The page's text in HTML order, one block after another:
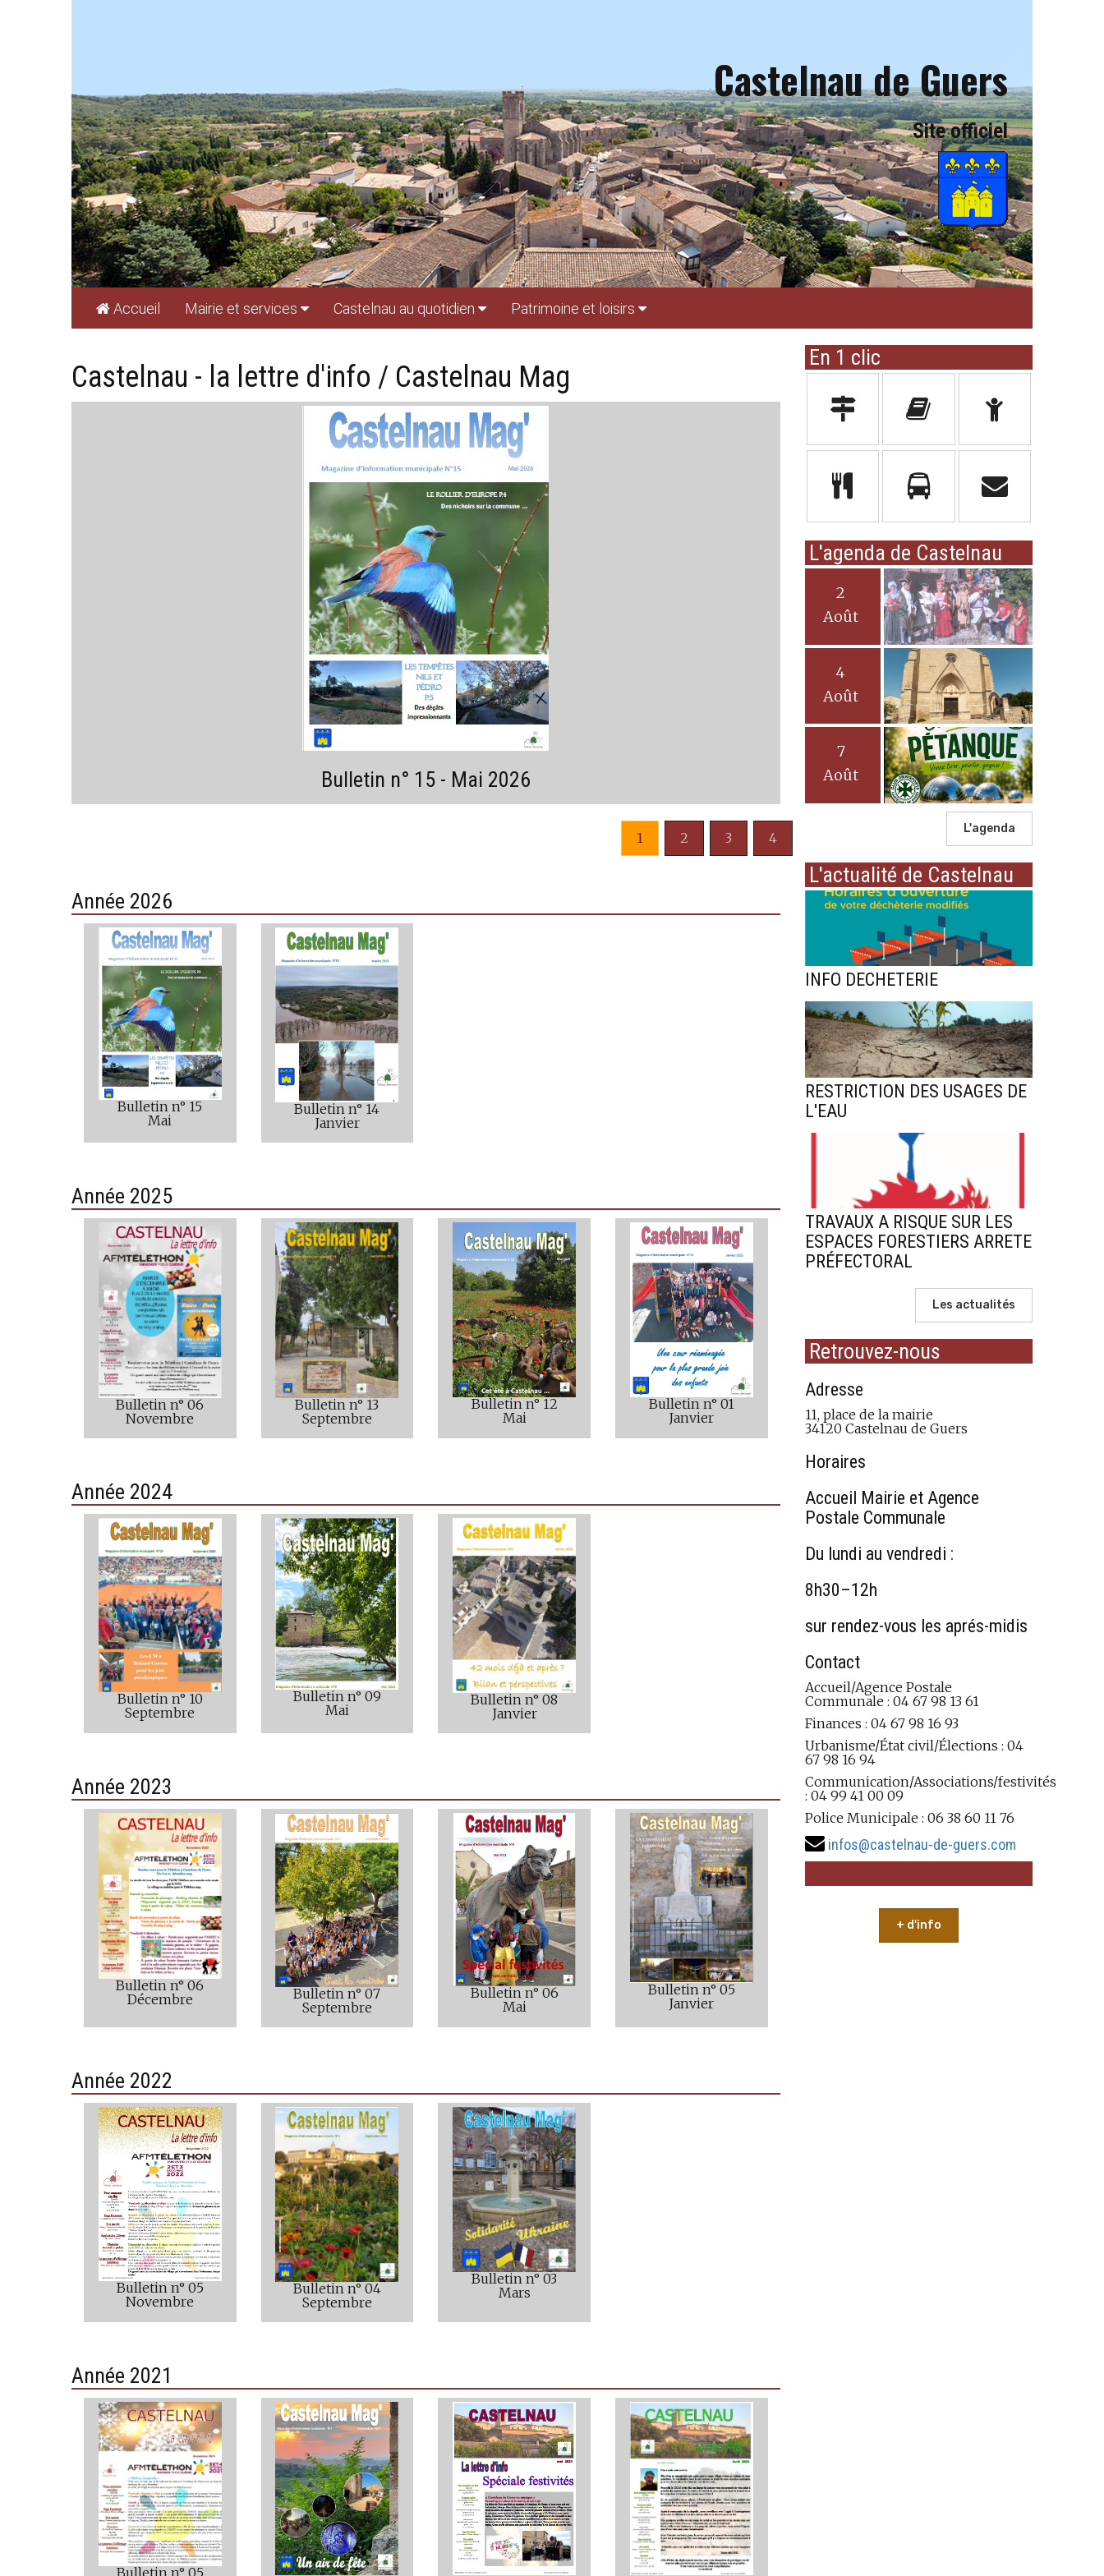
Castelnau de Guers
Site officiel
Accueil Mairie et services Castelnau au quotidien Patrimoine et loisirs
Castelnau - la lettre d'info / Castelnau Mag
Bulletin n° 15 - Mai 2026
1 2 3 4
Année 2026
Bulletin n° 15
Mai
Bulletin n° 14
Janvier
Année 2025
Bulletin n° 06
Novembre
Bulletin n° 13
Septembre
Bulletin n° 12
Mai
Bulletin n° 01
Janvier
Année 2024
Bulletin n° 10
Septembre
Bulletin n° 09
Mai
Bulletin n° 08
Janvier
Année 2023
Bulletin n° 06
Décembre
Bulletin n° 07
Septembre
Bulletin n° 06
Mai
Bulletin n° 05
Janvier
Année 2022
Bulletin n° 05
Novembre
Bulletin n° 04
Septembre
Bulletin n° 03
Mars
Année 2021
En 1 clic
L'agenda de Castelnau
2
Août
4
Août
7
Août
L'agenda
L'actualité de Castelnau
INFO DECHETERIE
RESTRICTION DES USAGES DE
L'EAU
TRAVAUX A RISQUE SUR LES
ESPACES FORESTIERS ARRETE
PRÉFECTORAL
Les actualités
Retrouvez-nous
Adresse
11, place de la mairie
34120 Castelnau de Guers
Horaires
Accueil Mairie et Agence
Postale Communale
Du lundi au vendredi :
8h30–12h
sur rendez-vous les aprés-midis
Contact
Accueil/Agence Postale
Communale : 04 67 98 13 61
Finances : 04 67 98 16 93
Urbanisme/État civil/Élections : 04
67 98 16 94
Communication/Associations/festivités
: 04 99 41 00 09
Police Municipale : 06 38 60 11 76
infos@castelnau-de-guers.com
+ d'info